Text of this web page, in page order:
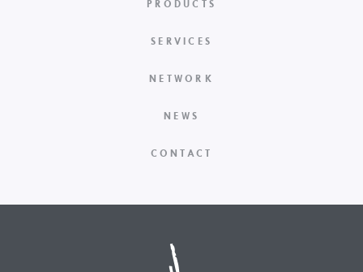
PRODUCTS
SERVICES
NETWORK
NEWS
CONTACT